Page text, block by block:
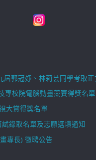
屆郭冠妤、林莉芸同學考取
專校院電腦動畫競賽得獎名單
大賞得獎名單
錄取名單及志願選填通知
專長) 徵聘公告